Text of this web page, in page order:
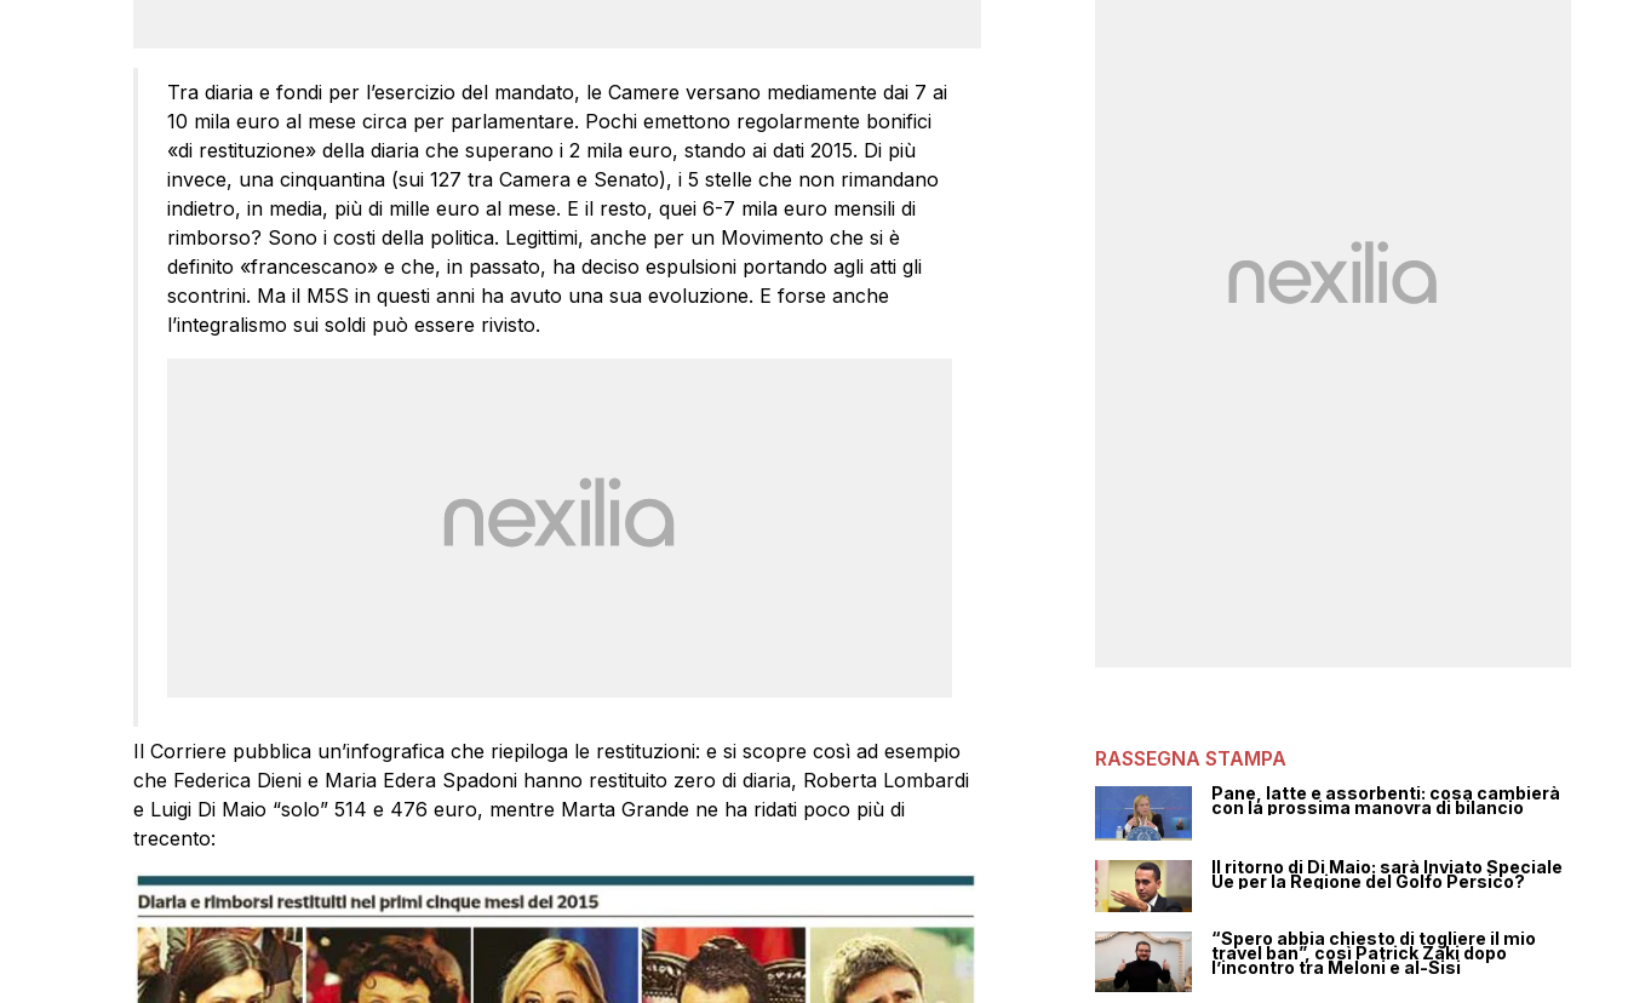
Tra diaria e fondi per l’esercizio del mandato, le Camere versano mediamente dai 7 ai
10 mila euro al mese circa per parlamentare. Pochi emettono regolarmente bonifici
«di restituzione» della diaria che superano i 2 mila euro, stando ai dati 2015. Di più
invece, una cinquantina (sui 127 tra Camera e Senato), i 5 stelle che non rimandano
indietro, in media, più di mille euro al mese. E il resto, quei 6-7 mila euro mensili di
rimborso? Sono i costi della politica. Legittimi, anche per un Movimento che si è
definito «francescano» e che, in passato, ha deciso espulsioni portando agli atti gli
scontrini. Ma il M5S in questi anni ha avuto una sua evoluzione. E forse anche
l’integralismo sui soldi può essere rivisto.
Il Corriere pubblica un’infografica che riepiloga le restituzioni: e si scopre così ad esempio
che Federica Dieni e Maria Edera Spadoni hanno restituito zero di diaria, Roberta Lombardi
e Luigi Di Maio “solo” 514 e 476 euro, mentre Marta Grande ne ha ridati poco più di
trecento:
RASSEGNA STAMPA
Pane, latte e assorbenti: cosa cambierà
con la prossima manovra di bilancio
Il ritorno di Di Maio: sarà Inviato Speciale
Ue per la Regione del Golfo Persico?
“Spero abbia chiesto di togliere il mio
travel ban”, così Patrick Zaki dopo
l’incontro tra Meloni e al-Sisi